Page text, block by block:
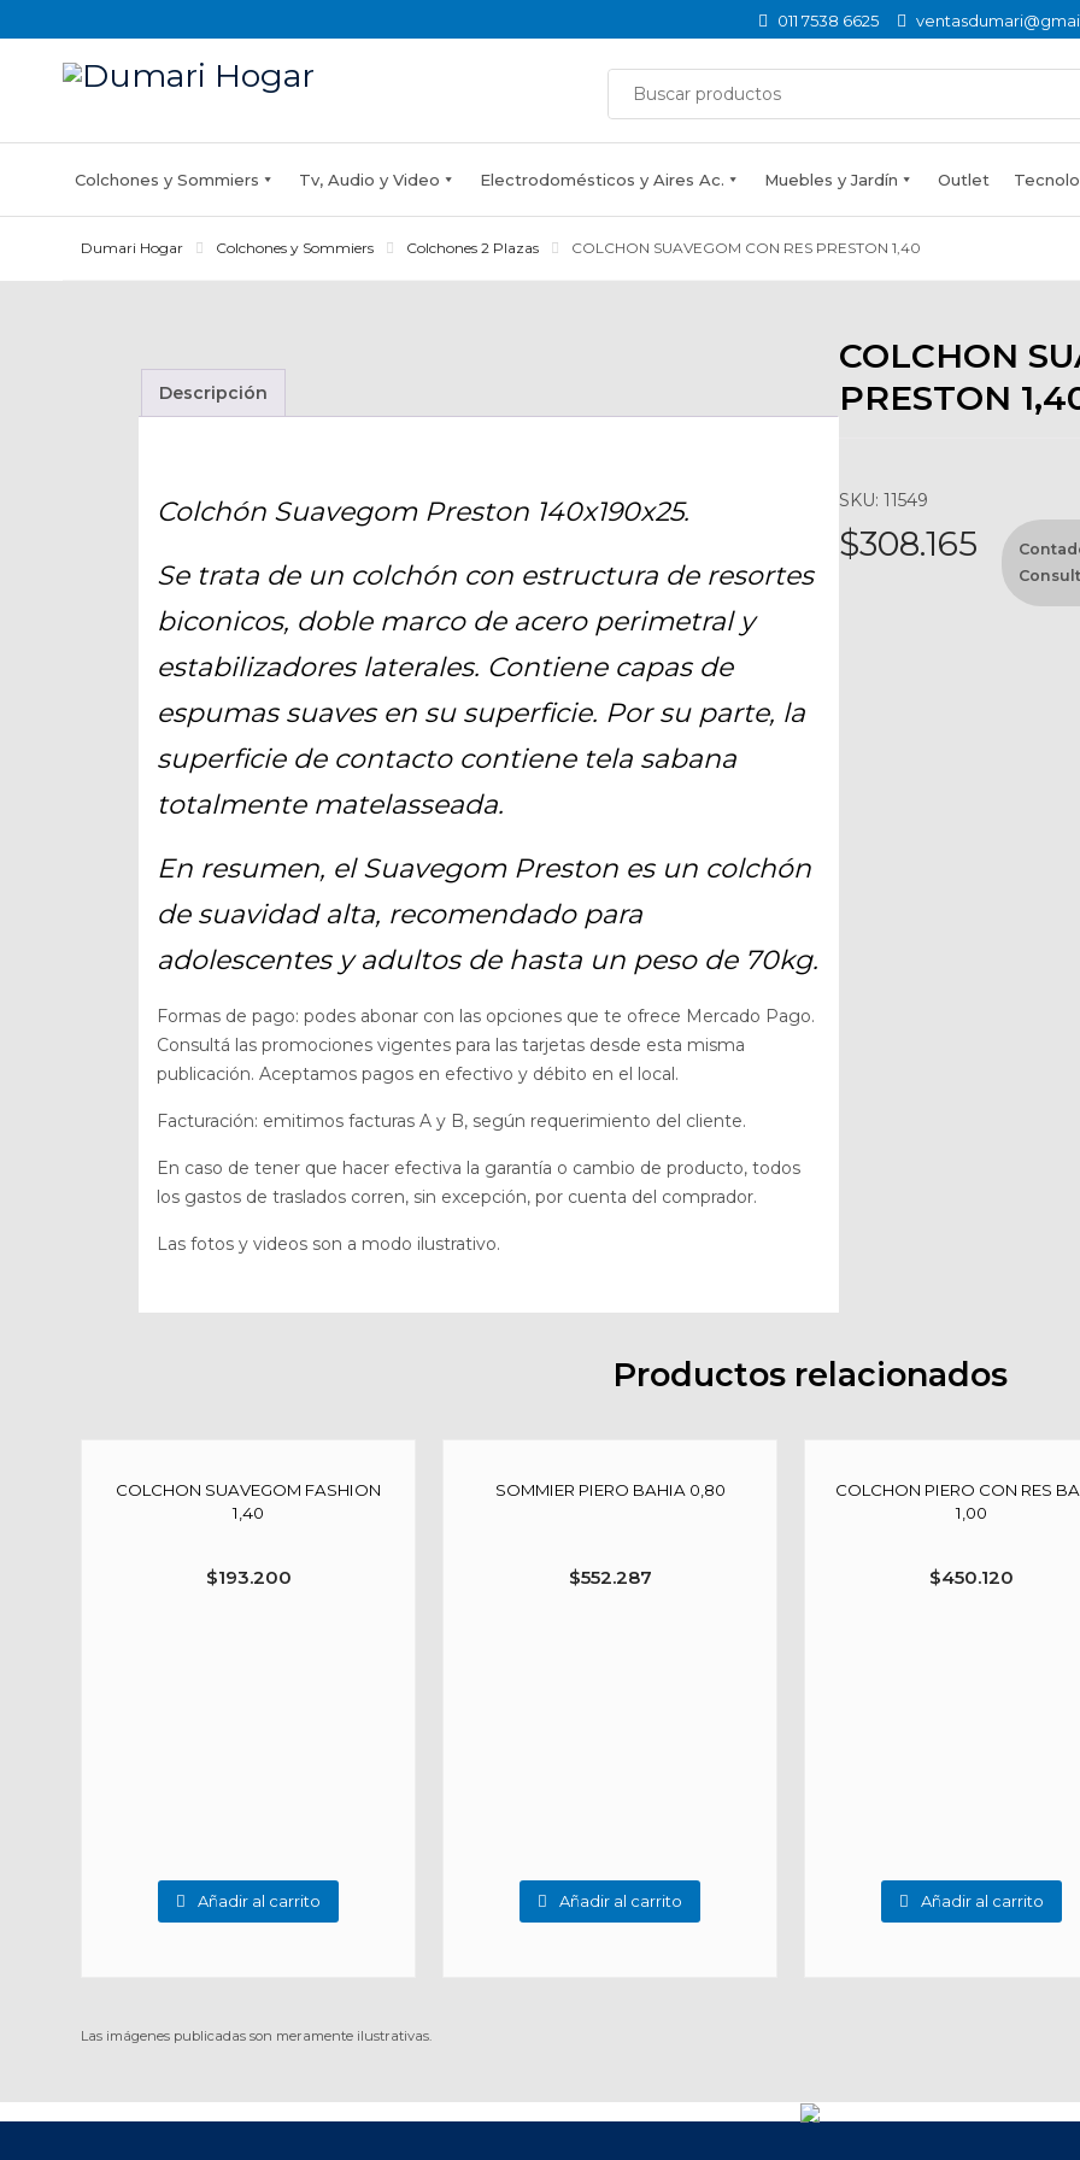
to
content
011 7538 6625
Colchones y Sommiers Tv, Audio y Video Electrodomésticos y Aires Ac. Muebles y Jardín Outlet
Dumari Hogar Colchones y Sommiers Colchones 2 Plazas COLCHON SUAVEGOM CON RES PRESTON 1,40
COLCHON
PRESTON
SKU: 11549
$308.165
Descripción
Colchón Suavegom Preston 140x190x25.
Se trata de un colchón con estructura de resortes
biconicos, doble marco de acero perimetral y
estabilizadores laterales. Contiene capas de
espumas suaves en su superficie. Por su parte, la
superficie de contacto contiene tela sabana
totalmente matelasseada.
En resumen, el Suavegom Preston es un colchón
de suavidad alta, recomendado para
adolescentes y adultos de hasta un peso de 70kg.
Formas de pago: podes abonar con las opciones que te ofrece Mercado Pago.
Consultá las promociones vigentes para las tarjetas desde esta misma
publicación. Aceptamos pagos en efectivo y débito en el local.
Facturación: emitimos facturas A y B, según requerimiento del cliente.
En caso de tener que hacer efectiva la garantía o cambio de producto, todos
los gastos de traslados corren, sin excepción, por cuenta del comprador.
Las fotos y videos son a modo ilustrativo.
Productos relacionados
COLCHON SUAVEGOM FASHION
1,40
$193.200
Añadir al carrito
SOMMIER PIERO BAHIA 0,80
$552.287
Añadir al carrito
COLCHON PIERO CON RES
1,00
$450.120
Añadir al carrito
Las imágenes publicadas son meramente ilustrativas.